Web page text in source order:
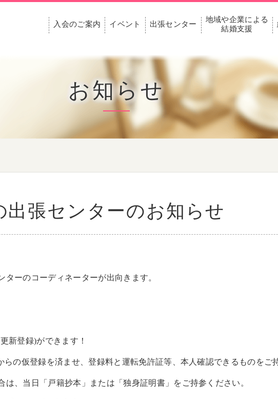
入会のご案内 イベント 出張センター
地域や企業による
結婚支援
お知らせ
出張センターのお知らせ
ターのコーディネーターが出向きます。
新登録)ができます！
らの仮登録を済ませ、登録料と運転免許証等、本人確認できるものをご
は、当日「戸籍抄本」または「独身証明書」をご持参ください。